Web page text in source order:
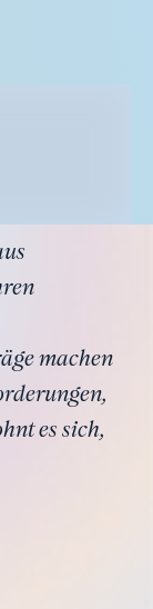
machen
es sich,